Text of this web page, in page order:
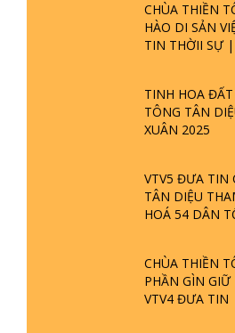
CHÙA THIỀN
HÀO DI SẢN
TIN THỜII SỰ
TINH HOA
TÔNG TÂN
XUÂN 2025
VTV5 ĐƯA TIN
TÂN DIỆU
HOÁ 54 DÂN
CHÙA THIỀN
PHẦN GÌN
VTV4 ĐƯA